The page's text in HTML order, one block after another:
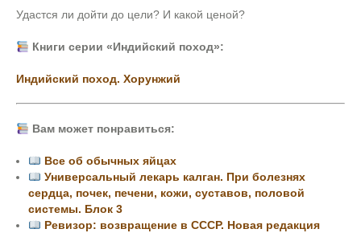
Удастся ли дойти до цели? И какой ценой?
Книги серии «Индийский поход»:
Индийский поход. Хорунжий
Вам может понравиться:
Все об обычных яйцах
Универсальный лекарь калган. При болезнях
сердца, почек, печени, кожи, суставов, половой
системы. Блок 3
Ревизор: возвращение в СССР. Новая редакция